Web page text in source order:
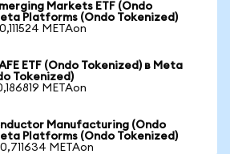
Markets ETF (Ondo
Platforms (Ondo Tokenized)
METAon
ETF (Ondo Tokenized) в Meta
Tokenized)
METAon
Manufacturing (Ondo
Platforms (Ondo Tokenized)
METAon